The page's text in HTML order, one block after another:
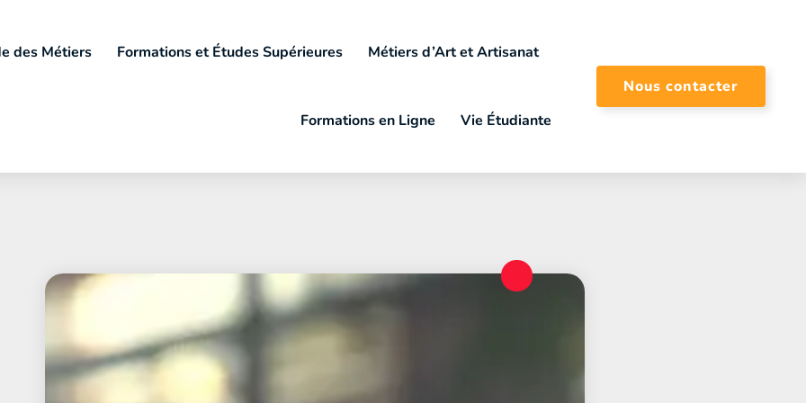
des Métiers Formations et Études Supérieures Métiers d’Art et Artisanat
Formations en Ligne Vie Étudiante
Nous contacter